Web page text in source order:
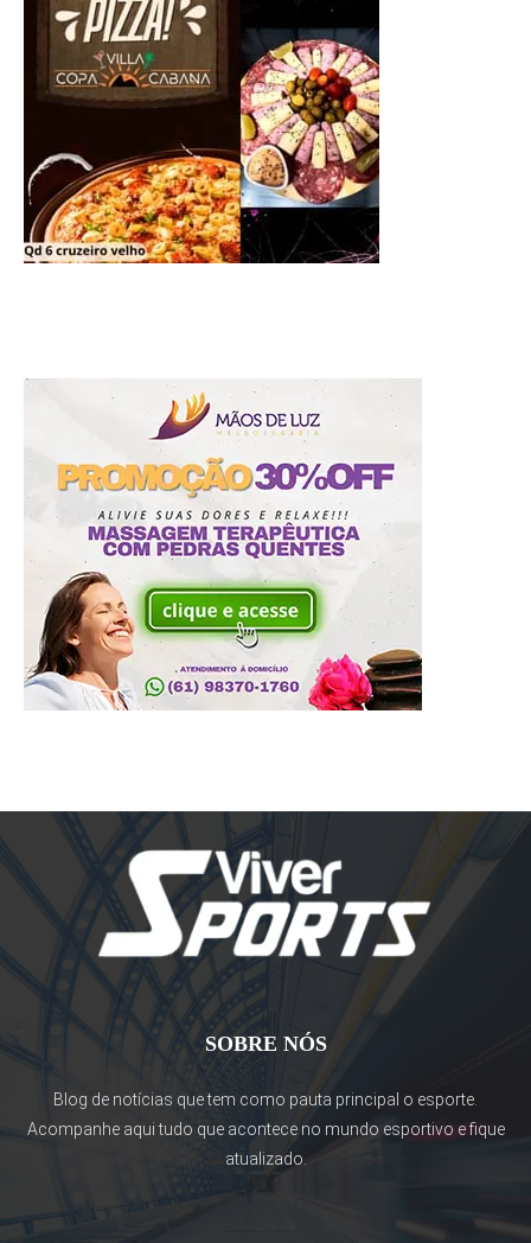
SOBRE NÓS
Blog de notícias que tem como pauta principal o esporte.
Acompanhe aqui tudo que acontece no mundo esportivo e fique
atualizado.